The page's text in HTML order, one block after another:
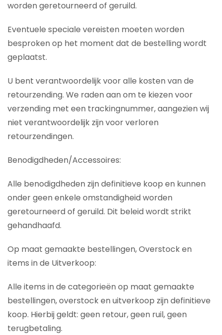
worden geretourneerd of geruild.
Eventuele speciale vereisten moeten worden
besproken op het moment dat de bestelling wordt
geplaatst.
U bent verantwoordelijk voor alle kosten van de
retourzending. We raden aan om te kiezen voor
verzending met een trackingnummer, aangezien wij
niet verantwoordelijk zijn voor verloren
retourzendingen.
Benodigdheden/Accessoires:
Alle benodigdheden zijn definitieve koop en kunnen
onder geen enkele omstandigheid worden
geretourneerd of geruild. Dit beleid wordt strikt
gehandhaafd.
Op maat gemaakte bestellingen, Overstock en
items in de Uitverkoop:
Alle items in de categorieën op maat gemaakte
bestellingen, overstock en uitverkoop zijn definitieve
koop. Hierbij geldt: geen retour, geen ruil, geen
terugbetaling.